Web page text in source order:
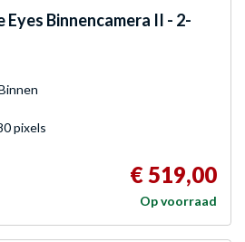
Eyes Binnencamera II - 2-
pixels
€ 519,00
Op voorraad